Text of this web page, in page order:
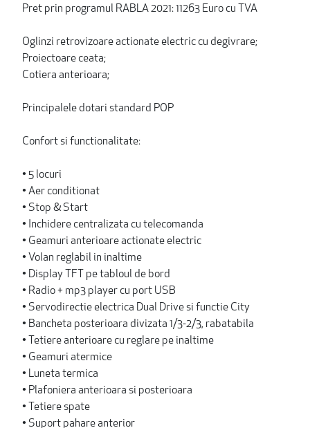
Pret prin programul RABLA 2021: 11263 Euro cu TVA
Oglinzi retrovizoare actionate electric cu degivrare;
Proiectoare ceata;
Cotiera anterioara;
Principalele dotari standard POP
Confort si functionalitate:
• 5 locuri
• Aer conditionat
• Stop & Start
• Inchidere centralizata cu telecomanda
• Geamuri anterioare actionate electric
• Volan reglabil in inaltime
• Display TFT pe tabloul de bord
• Radio + mp3 player cu port USB
• Servodirectie electrica Dual Drive si functie City
• Bancheta posterioara divizata 1/3-2/3, rabatabila
• Tetiere anterioare cu reglare pe inaltime
• Geamuri atermice
• Luneta termica
• Plafoniera anterioara si posterioara
• Tetiere spate
• Suport pahare anterior